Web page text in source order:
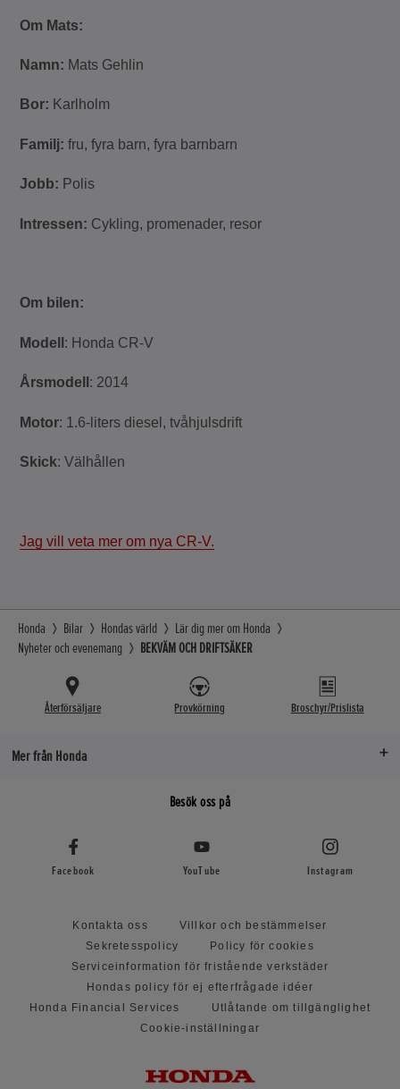
Om Mats:
Namn: Mats Gehlin
Bor: Karlholm
Familj:fru, fyra barn, fyra barnbarn
Jobb: Polis
Intressen: Cykling, promenader, resor
Om bilen:
Modell : Honda CR-V
Årsmodell : 2014
Motor: 1.6-liters diesel, tvåhjulsdrift
Skick: Välhållen
Jag vill veta mer om nya CR-V.
Honda Bilar Hondas värld
Lär dig mer om Honda
Nyheter och evenemang
BEKVÄM OCH DRIFTSÄKER
Återförsäljare Provkörning Broschyr/Prislista
Mer från Honda
Besök oss på
Facebook YouTube Instagram
Kontakta oss
Villkor och bestämmelser
Sekretesspolicy
Policy för cookies
Serviceinformation för fristående verkstäder
Hondas policy för ej efterfrågade idéer
Honda Financial Services
Utlåtande om tillgänglighet
Cookie-inställningar